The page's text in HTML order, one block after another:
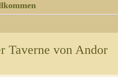
Taverne von Andor